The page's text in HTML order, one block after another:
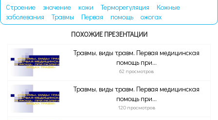
Строение значение кожи Терморегуляция
Кожные
заболевания
Травмы Первая помощь
ожогах
ПОХОЖИЕ ПРЕЗЕНТАЦИИ
Травмы, виды травм. Первая медицинская
помощь при...
62 просмотров
Травмы, виды травм. Первая медицинская
помощь при...
120 просмотров